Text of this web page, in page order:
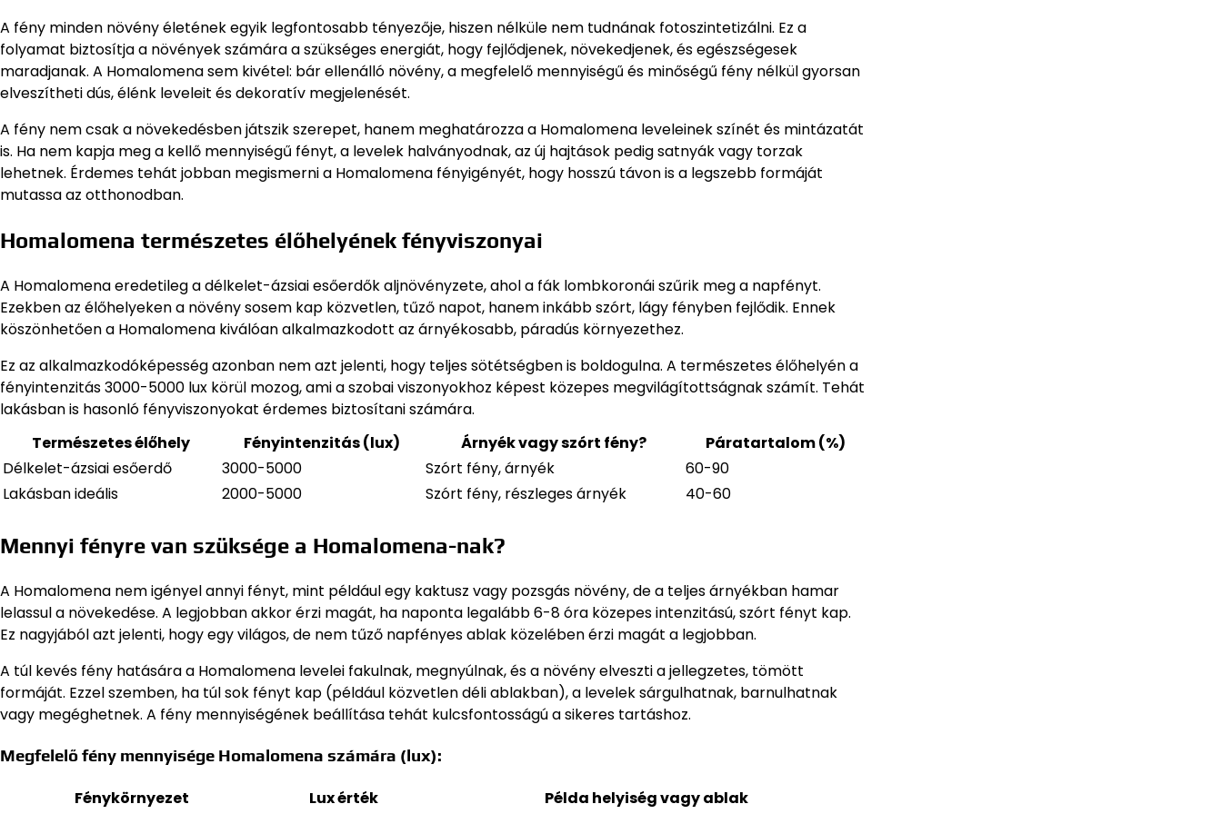
A fény minden növény életének egyik legfontosabb tényezője, hiszen nélküle nem tudnának fotoszintetizálni. Ez a
folyamat biztosítja a növények számára a szükséges energiát, hogy fejlődjenek, növekedjenek, és egészségesek
maradjanak. A Homalomena sem kivétel: bár ellenálló növény, a megfelelő mennyiségű és minőségű fény nélkül gyorsan
elveszítheti dús, élénk leveleit és dekoratív megjelenését.
A fény nem csak a növekedésben játszik szerepet, hanem meghatározza a Homalomena leveleinek színét és mintázatát
is. Ha nem kapja meg a kellő mennyiségű fényt, a levelek halványodnak, az új hajtások pedig satnyák vagy torzak
lehetnek. Érdemes tehát jobban megismerni a Homalomena fényigényét, hogy hosszú távon is a legszebb formáját
mutassa az otthonodban.
Homalomena természetes élőhelyének fényviszonyai
A Homalomena eredetileg a délkelet-ázsiai esőerdők aljnövényzete, ahol a fák lombkoronái szűrik meg a napfényt.
Ezekben az élőhelyeken a növény sosem kap közvetlen, tűző napot, hanem inkább szórt, lágy fényben fejlődik. Ennek
köszönhetően a Homalomena kiválóan alkalmazkodott az árnyékosabb, páradús környezethez.
Ez az alkalmazkodóképesség azonban nem azt jelenti, hogy teljes sötétségben is boldogulna. A természetes élőhelyén a
fényintenzitás 3000-5000 lux körül mozog, ami a szobai viszonyokhoz képest közepes megvilágítottságnak számít. Tehát
lakásban is hasonló fényviszonyokat érdemes biztosítani számára.
Természetes élőhely
Fényintenzitás (lux) Árnyék vagy szórt fény?
Páratartalom (%)
Délkelet-ázsiai esőerdő
3000-5000 Szórt fény, árnyék
60-90
Lakásban ideális
2000-5000 Szórt fény, részleges árnyék 40-60
Mennyi fényre van szüksége a Homalomena-nak?
A Homalomena nem igényel annyi fényt, mint például egy kaktusz vagy pozsgás növény, de a teljes árnyékban hamar
lelassul a növekedése. A legjobban akkor érzi magát, ha naponta legalább 6-8 óra közepes intenzitású, szórt fényt kap.
Ez nagyjából azt jelenti, hogy egy világos, de nem tűző napfényes ablak közelében érzi magát a legjobban.
A túl kevés fény hatására a Homalomena levelei fakulnak, megnyúlnak, és a növény elveszti a jellegzetes, tömött
formáját. Ezzel szemben, ha túl sok fényt kap (például közvetlen déli ablakban), a levelek sárgulhatnak, barnulhatnak
vagy megéghetnek. A fény mennyiségének beállítása tehát kulcsfontosságú a sikeres tartáshoz.
Megfelelő fény mennyisége Homalomena számára (lux):
Fénykörnyezet Lux érték
Példa helyiség vagy ablak